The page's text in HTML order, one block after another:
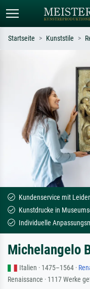
Suchen Sie nach Künstlern,
oder Stilen – z.B.
Sternennacht,
Hokusai, Akt.
Startseite Kunststile
Kundenservice mit
Kunstdrucke in
Individuelle
Michelangelo
Italien · 1475–1564 ·
Renaissance · 1117 Werke